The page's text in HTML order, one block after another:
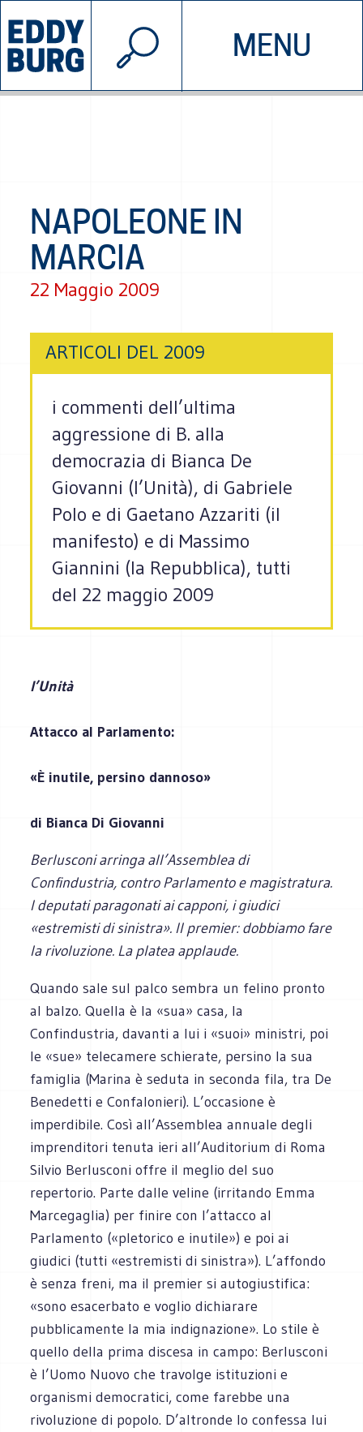
MENU
INIZIATIVE CHI SIAMO
© 2026 EDDYBURG
NAPOLEONE IN
MARCIA
22 Maggio 2009
ARTICOLI DEL 2009
i commenti dell’ultima
aggressione di B. alla
democrazia di Bianca De
Giovanni (l’Unità), di Gabriele
Polo e di Gaetano Azzariti (il
manifesto) e di Massimo
Giannini (la Repubblica), tutti
del 22 maggio 2009
l’Unità
Attacco al Parlamento:
«È inutile, persino dannoso»
di Bianca Di Giovanni
Berlusconi arringa all’Assemblea di
Confindustria, contro Parlamento e magistratura.
I deputati paragonati ai capponi, i giudici
«estremisti di sinistra». Il premier: dobbiamo fare
la rivoluzione. La platea applaude.
Quando sale sul palco sembra un felino pronto
al balzo. Quella è la «sua» casa, la
Confindustria, davanti a lui i «suoi» ministri, poi
le «sue» telecamere schierate, persino la sua
famiglia (Marina è seduta in seconda fila, tra De
Benedetti e Confalonieri). L’occasione è
imperdibile. Così all’Assemblea annuale degli
imprenditori tenuta ieri all’Auditorium di Roma
Silvio Berlusconi offre il meglio del suo
repertorio. Parte dalle veline (irritando Emma
Marcegaglia) per finire con l’attacco al
Parlamento («pletorico e inutile») e poi ai
giudici (tutti «estremisti di sinistra»). L’affondo
è senza freni, ma il premier si autogiustifica:
«sono esacerbato e voglio dichiarare
pubblicamente la mia indignazione». Lo stile è
quello della prima discesa in campo: Berlusconi
è l’Uomo Nuovo che travolge istituzioni e
organismi democratici, come farebbe una
rivoluzione di popolo. D’altronde lo confessa lui